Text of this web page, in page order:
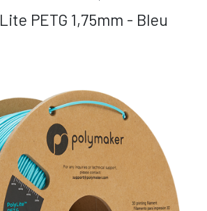
PETG 1,75mm - Bleu